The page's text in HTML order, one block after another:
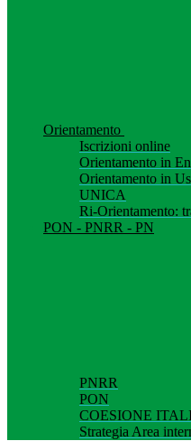
Orientamento
Iscrizioni online
Orientamento in
Orientamento in
UNICA
Ri-Orientamento:
PON - PNRR - PN
PNRR
PON
COESIONE
Strategia Area